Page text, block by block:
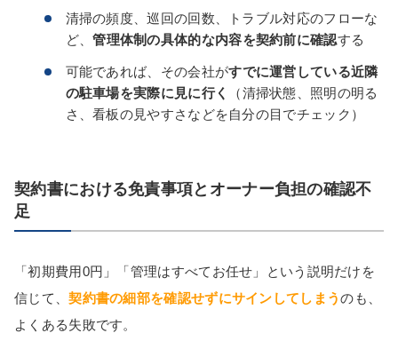
清掃の頻度、巡回の回数、トラブル対応のフローな
ど、管理体制の具体的な内容を契約前に確認する
可能であれば、その会社がすでに運営している近隣
の駐車場を実際に見に行く
（清掃状態、照明の明る
さ、看板の見やすさなどを自分の目でチェック）
契約書における免責事項とオーナー負担の確認不
足
「初期費用0円」「管理はすべてお任せ」という説明だけを
信じて、契約書の細部を確認せずにサインしてしまうのも、
よくある失敗です。